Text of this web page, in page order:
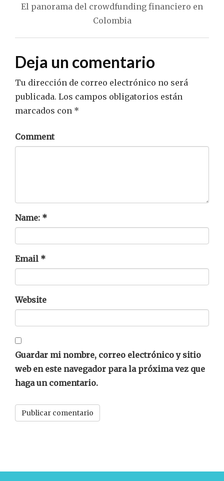
El panorama del crowdfunding financiero en
Colombia
Deja un comentario
Tu dirección de correo electrónico no será
publicada. Los campos obligatorios están
marcados con *
Comment
Name: *
Email *
Website
Guardar mi nombre, correo electrónico y sitio
web en este navegador para la próxima vez que
haga un comentario.